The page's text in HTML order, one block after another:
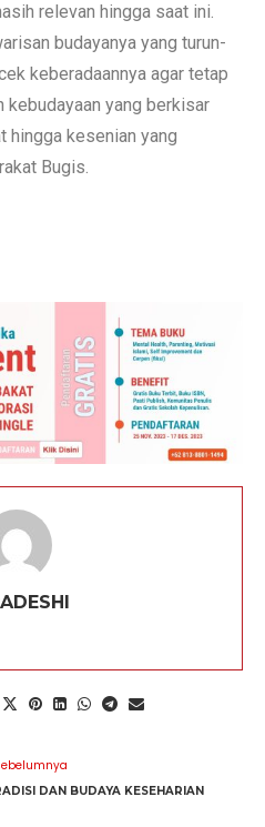
relevan hingga saat ini.
budayanya yang turun-
keberadaannya agar tetap
yang berkisar
hingga kesenian yang
Bugis.
DAN BUDAYA KESEHARIAN